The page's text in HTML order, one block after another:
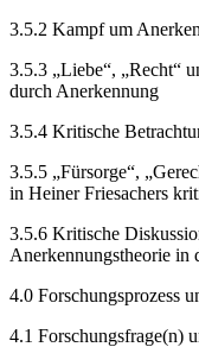
3.5.2 Kampf um
3.5.3 „Liebe“, „Recht“
durch Anerkennung
3.5.4 Kritische
3.5.5 „Fürsorge“,
in Heiner Friesachers
3.5.6 Kritische
Anerkennungstheorie in
4.0 Forschungsprozess
4.1 Forschungsfrage(n)